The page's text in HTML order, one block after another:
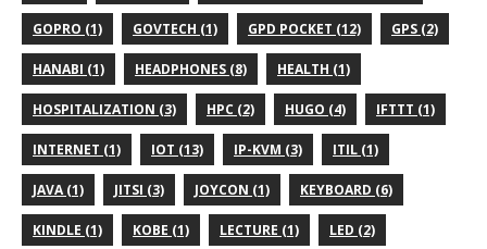
GOPRO (1) GOVTECH (1) GPD POCKET (12) GPS (2)
HANABI (1) HEADPHONES (8) HEALTH (1)
HOSPITALIZATION (3) HPC (2) HUGO (4) IFTTT (1)
INTERNET (1) IOT (13) IP-KVM (3) ITIL (1)
JAVA (1) JITSI (3) JOYCON (1) KEYBOARD (6)
KINDLE (1) KOBE (1) LECTURE (1) LED (2)